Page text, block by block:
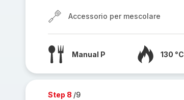
Accessorio per mescolare
Manual P 130 °C
Step 8 /9